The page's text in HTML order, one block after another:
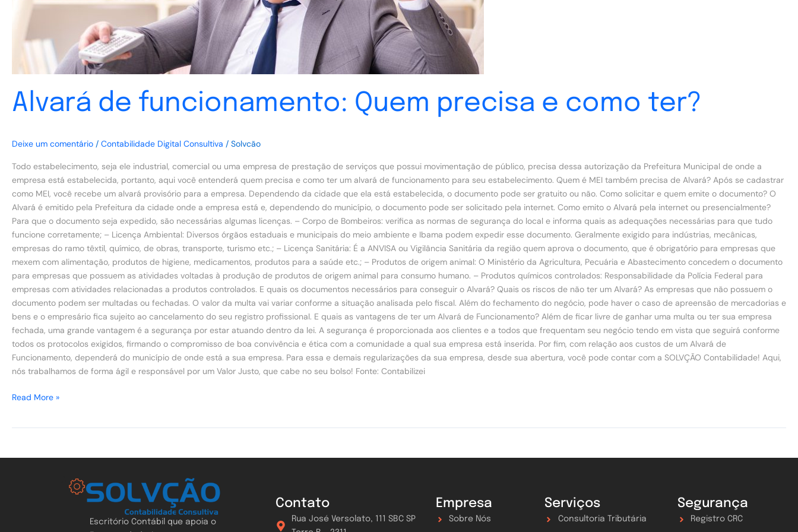
Alvará de funcionamento: Quem precisa e como ter?
Deixe um comentário / Contabilidade Digital Consultiva / Solvcão
Todo estabelecimento, seja ele industrial, comercial ou uma empresa de prestação de serviços que possui movimentação de público, precisa dessa autorização da Prefeitura Municipal de onde a
empresa está estabelecida, portanto, aqui você entenderá quem precisa e como ter um alvará de funcionamento para seu estabelecimento. Quem é MEI também precisa de Alvará? Após se cadastrar
como MEI, você recebe um alvará provisório para a empresa. Dependendo da cidade que ela está estabelecida, o documento pode ser gratuito ou não. Como solicitar e quem emite o documento? O
Alvará é emitido pela Prefeitura da cidade onde a empresa está e, dependendo do município, o documento pode ser solicitado pela internet. Como emito o Alvará pela internet ou presencialmente?
Para que o documento seja expedido, são necessárias algumas licenças. – Corpo de Bombeiros: verifica as normas de segurança do local e informa quais as adequações necessárias para que tudo
funcione corretamente; – Licença Ambiental: Diversos órgãos estaduais e municipais do meio ambiente e Ibama podem expedir esse documento. Geralmente exigido para indústrias, mecânicas,
empresas do ramo têxtil, químico, de obras, transporte, turismo etc.; – Licença Sanitária: É a ANVISA ou Vigilância Sanitária da região quem aprova o documento, que é obrigatório para empresas que
mexem com alimentação, produtos de higiene, medicamentos, produtos para a saúde etc.; – Produtos de origem animal: O Ministério da Agricultura, Pecuária e Abastecimento concedem o documento
para empresas que possuem as atividades voltadas à produção de produtos de origem animal para consumo humano. – Produtos químicos controlados: Responsabilidade da Polícia Federal para
empresas com atividades relacionadas a produtos controlados. E quais os documentos necessários para conseguir o Alvará? Quais os riscos de não ter um Alvará? As empresas que não possuem o
documento podem ser multadas ou fechadas. O valor da multa vai variar conforme a situação analisada pelo fiscal. Além do fechamento do negócio, pode haver o caso de apreensão de mercadorias e
bens e o empresário fica sujeito ao cancelamento do seu registro profissional. E quais as vantagens de ter um Alvará de Funcionamento? Além de ficar livre de ganhar uma multa ou ter sua empresa
fechada, uma grande vantagem é a segurança por estar atuando dentro da lei. A segurança é proporcionada aos clientes e a todos que frequentam seu negócio tendo em vista que seguirá conforme
todos os protocolos exigidos, firmando o compromisso de boa convivência e ética com a comunidade a qual sua empresa está inserida. Por fim, com relação aos custos de um Alvará de
Funcionamento, dependerá do município de onde está a sua empresa. Para essa e demais regularizações da sua empresa, desde sua abertura, você pode contar com a SOLVÇÃO Contabilidade! Aqui,
nós trabalhamos de forma ágil e responsável por um Valor Justo, que cabe no seu bolso! Fonte: Contabilizei
Read More »
Escritório Contábil que apoia o
Contato
Rua José Versolato, 111 SBC SP
Empresa
Sobre Nós
Serviços
Consultoria Tributária
Segurança
Registro CRC